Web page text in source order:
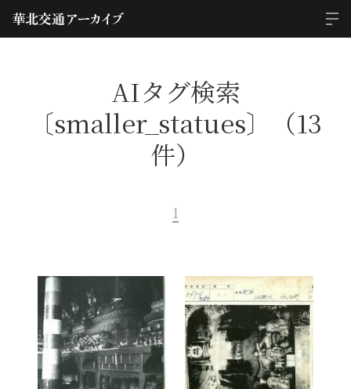
AIタグ検索
〔smaller_statues〕（13
件）
1